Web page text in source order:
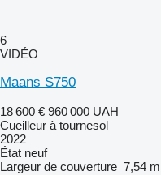
6
VIDÉO
Maans S750
18 600 € 960 000 UAH
Cueilleur à tournesol
2022
État neuf
Largeur de couverture 7,54 m